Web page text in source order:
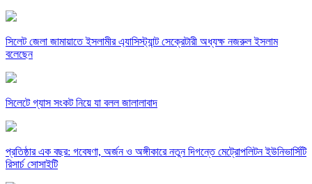
সিলেট জেলা জামায়াতে ইসলামীর এ্যাসিস্ট্যান্ট সেক্রেটারী অধ্যক্ষ নজরুল ইসলাম
বলেছেন
সিলেটে গ্যাস সংকট নিয়ে যা বলল জালালাবাদ
প্রতিষ্ঠার এক বছর: গবেষণা, অর্জন ও অঙ্গীকারে নতুন দিগন্তে মেট্রোপলিটন ইউনিভার্সিটি
রিসার্চ সোসাইটি